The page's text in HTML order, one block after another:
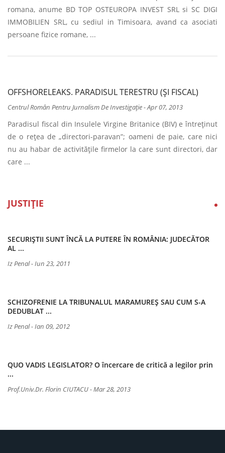
romana, anume BD TOP OSTEUROPA INVEST SRL si SC DIGI
IMMOBILIEN SRL, cu sediul in Timisoara, avand ca asociati
persoane fizice romane, ...
OFFSHORELEAKS. PARADISUL TERESTRU (ȘI FISCAL)
Centrul Român Pentru Jurnalism De Investigație-Apr 07, 2013
Paradisul fiscal din Insulele Virgine Britanice (BIV) e întreținut
de o rețea de „directori-paravan”; oameni de paie, care nici
nu au habar de activitățile firmelor la care sunt directori, dar
care ...
JUSTIȚIE
SECURIŞTII SUNT ÎNCĂ LA PUTERE ÎN ROMÂNIA: JUDECĂTOR
AL ...
Iz Penal-Iun 23, 2011
SCHIZOFRENIE LA TRIBUNALUL MARAMUREŞ SAU CUM S-A
DEDUBLAT ...
Iz Penal-Ian 09, 2012
QUO VADIS LEGISLATOR? O încercare de critică a legilor prin
...
Prof.univ.dr. Florin CIUTACU-Mar 28, 2013